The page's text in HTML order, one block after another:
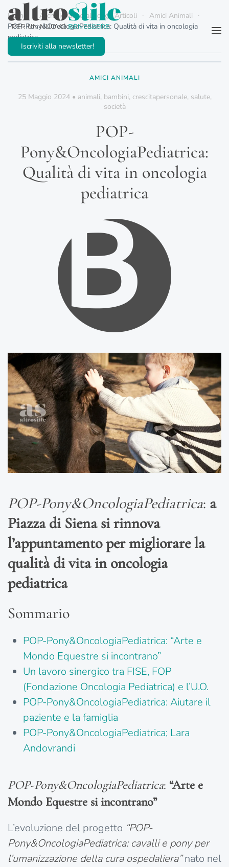
Passa al contenuto principale
Iscriviti alla newsletter!
Home Archivio Generale degli Articoli
Amici Animali
POP-Pony&OncologiaPediatrica: Qualità di vita in oncologia
pediatrica
AMICI ANIMALI
25 Maggio 2024• animali, bambini, crescitapersonale, salute,
società
POP-
Pony&OncologiaPediatrica:
Qualità di vita in oncologia
pediatrica
POP-Pony&OncologiaPediatrica: a
Piazza di Siena si rinnova
l’appuntamento per migliorare la
qualità di vita in oncologia
pediatrica
Sommario
POP-Pony&OncologiaPediatrica: “Arte e
Mondo Equestre si incontrano”
Un lavoro sinergico tra FISE, FOP
(Fondazione Oncologia Pediatrica) e l’U.O.
POP-Pony&OncologiaPediatrica: Aiutare il
paziente e la famiglia
POP-Pony&OncologiaPediatrica; Lara
Andovrandi
POP-Pony&OncologiaPediatrica: “Arte e
Mondo Equestre si incontrano”
L’evoluzione del progetto “POP-
Pony&OncologiaPediatrica: cavalli e pony per
l’umanizzazione della cura ospedaliera”nato nel